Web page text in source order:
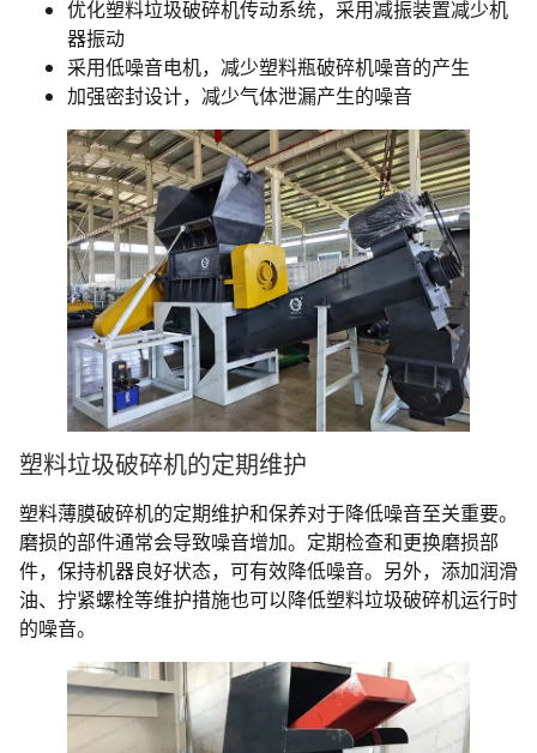
优化塑料垃圾破碎机传动系统，采用减振装置减少机
器振动
采用低噪音电机，减少塑料瓶破碎机噪音的产生
加强密封设计，减少气体泄漏产生的噪音
塑料垃圾破碎机的定期维护
塑料薄膜破碎机的定期维护和保养对于降低噪音至关重要。
磨损的部件通常会导致噪音增加。定期检查和更换磨损部
件，保持机器良好状态，可有效降低噪音。另外，添加润滑
油、拧紧螺栓等维护措施也可以降低塑料垃圾破碎机运行时
的噪音。